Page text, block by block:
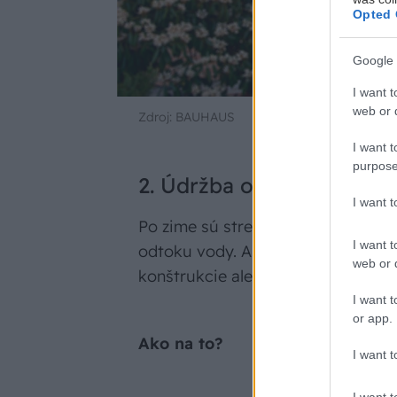
Opted
Google
I want
web or
I want
I want
I want
web or
I want
or app.
I want
Zdroj: BAUHAUS
2. Údržba odkvapov a
Po zime sú strecha a odkvapy
odtoku vody. Ak tento problém
konštrukcie alebo dokonca k
Ako na to?